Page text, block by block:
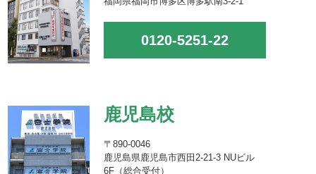
0120-5251-22
鹿児島校
〒890-0046
鹿児島県鹿児島市西田2-21-3 NUビル
6F（総合受付）